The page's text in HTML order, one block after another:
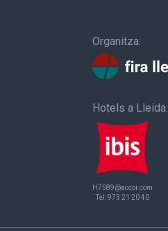
Organitza:
Hotels a Lleida:
H7589@accor.com
Tel:973 21 20 40